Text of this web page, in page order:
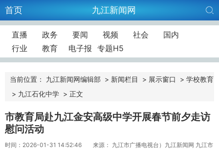
首页 九江新闻网
直播 政务 要闻 视频 社会
国内
行业
教育 电子报 专题H5
当前位置： 九江新闻网编辑部 > 新闻栏目 > 展示窗口 > 学校教育
> 九江石化中学 > 正文
市教育局赴九江金安高级中学开展春节前夕走访
慰问活动
时间：2026-01-31 14:52:46
来源： 九江市广播电视台）九江新闻网 九江市